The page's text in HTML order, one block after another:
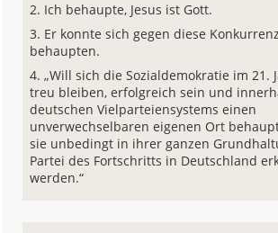
Ich behaupte, Jesus ist Gott.
Er konnte sich gegen diese
behaupten.
„Will sich die Sozialdemokratie im 21.
treu bleiben, erfolgreich sein und
deutschen Vielparteiensystems einen
unverwechselbaren eigenen Ort
sie unbedingt in ihrer ganzen
Partei des Fortschritts in Deutschland
werden.“